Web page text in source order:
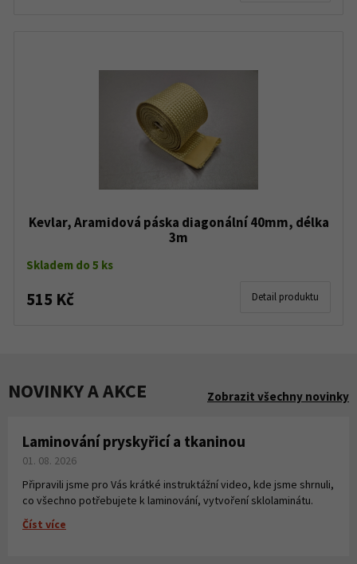
Kevlar, Aramidová páska diagonální 40mm, délka
3m
Skladem do 5 ks
515 Kč Detail produktu
NOVINKY A AKCE Zobrazit všechny novinky
Laminování pryskyřicí a tkaninou
01. 08. 2026
Připravili jsme pro Vás krátké instruktážní video, kde jsme shrnuli,
co všechno potřebujete k laminování, vytvoření sklolaminátu.
Číst více